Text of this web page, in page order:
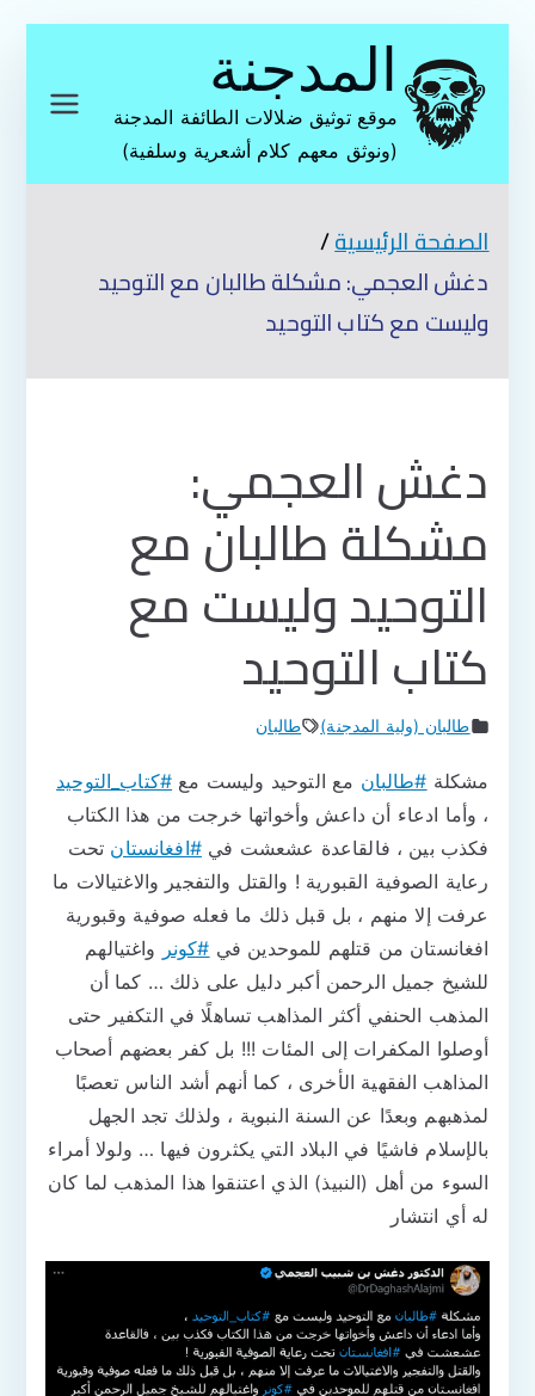
المحتوى
المدجنة
موقع توثيق ضلالات الطائفة المدجنة
(ونوثق معهم كلام أشعرية وسلفية)
الصفحة الرئيسية
دغش العجمي: مشكلة طالبان مع التوحيد
وليست مع كتاب التوحيد
دغش العجمي:
مشكلة طالبان مع
التوحيد وليست مع
كتاب التوحيد
طالبان (ولية المدجنة) طالبان
مشكلة #طالبان مع التوحيد وليست مع #كتاب_التوحيد
، وأما ادعاء أن داعش وأخواتها خرجت من هذا الكتاب
فكذب بين ، فالقاعدة عشعشت في#افغانستان تحت
رعاية الصوفية القبورية ! والقتل والتفجير والاغتيالات ما
عرفت إلا منهم ، بل قبل ذلك ما فعله صوفية وقبورية
افغانستان من قتلهم للموحدين في #كونر واغتيالهم
للشيخ جميل الرحمن أكبر دليل على ذلك … كما أن
المذهب الحنفي أكثر المذاهب تساهلًا في التكفير حتى
أوصلوا المكفرات إلى المئات !!! بل كفر بعضهم أصحاب
المذاهب الفقهية الأخرى ، كما أنهم أشد الناس تعصبًا
لمذهبهم وبعدًا عن السنة النبوية ، ولذلك تجد الجهل
بالإسلام فاشيًا في البلاد التي يكثرون فيها … ولولا أمراء
السوء من أهل (النبيذ) الذي اعتنقوا هذا المذهب لما كان
له أي انتشار